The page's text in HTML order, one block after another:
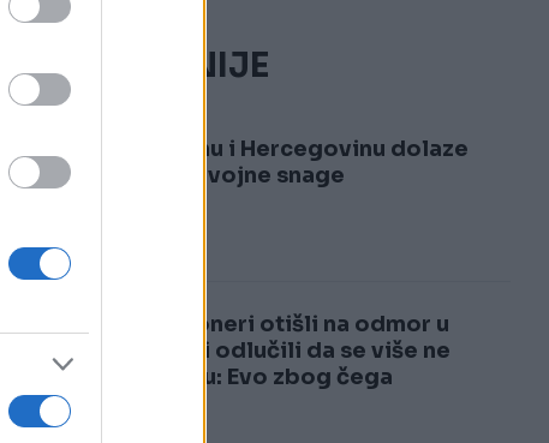
NAJČITANIJE
1
U Bosnu i Hercegovinu dolaze
velike vojne snage
2
Penzioneri otišli na odmor u
Italiju i odlučili da se više ne
vraćaju: Evo zbog čega